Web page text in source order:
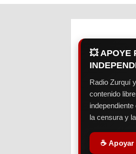
💥 APOYE
Radio Zurquí
contenido
la censura y
☕